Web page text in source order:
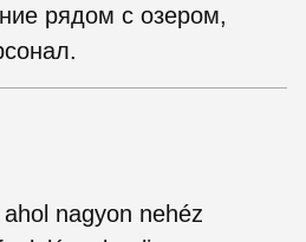
рядом с озером,
nagyon nehéz